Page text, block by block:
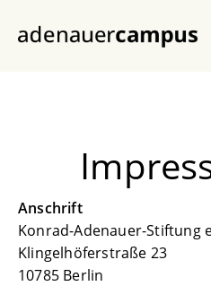
Anschrift
Konrad-Adenauer-Stiftung
Klingelhöferstraße 23
10785 Berlin